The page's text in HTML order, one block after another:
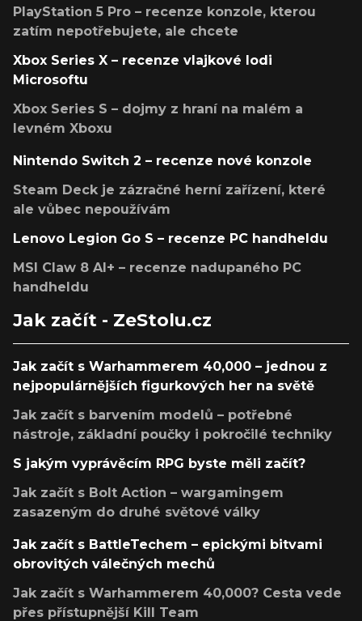
PlayStation 5 Pro – recenze konzole, kterou
zatím nepotřebujete, ale chcete
Xbox Series X – recenze vlajkové lodi
Microsoftu
Xbox Series S – dojmy z hraní na malém a
levném Xboxu
Nintendo Switch 2 – recenze nové konzole
Steam Deck je zázračné herní zařízení, které
ale vůbec nepoužívám
Lenovo Legion Go S – recenze PC handheldu
MSI Claw 8 AI+ – recenze nadupaného PC
handheldu
Jak začít - ZeStolu.cz
Jak začít s Warhammerem 40,000 – jednou z
nejpopulárnějších figurkových her na světě
Jak začít s barvením modelů – potřebné
nástroje, základní poučky i pokročilé techniky
S jakým vyprávěcím RPG byste měli začít?
Jak začít s Bolt Action – wargamingem
zasazeným do druhé světové války
Jak začít s BattleTechem – epickými bitvami
obrovitých válečných mechů
Jak začít s Warhammerem 40,000? Cesta vede
přes přístupnější Kill Team